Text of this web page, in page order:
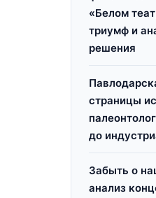
«Белом
триумф и
решения
страницы
до
Забыть о
анализ